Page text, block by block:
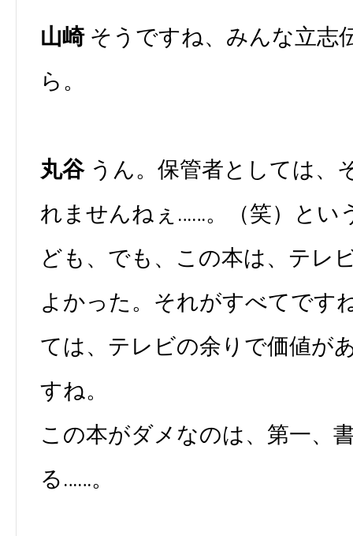
山崎そうですね、みんな立志
ら。
丸谷うん。保管者としては、
れませんねぇ……。（笑）とい
ども、でも、この本は、テレ
よかった。それがすべてです
ては、テレビの余りで価値が
すね。
この本がダメなのは、第一、
る……。